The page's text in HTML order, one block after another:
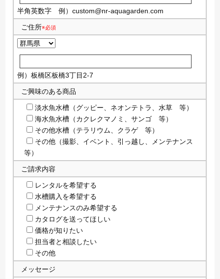
半角英数字 例）custom@nr-aquagarden.com
ご住所※必須
例）板橋区板橋3丁目2-7
ご興味のある商品
淡水魚水槽（グッピー、ネオンテトラ、水草 等）
海水魚水槽（カクレクマノミ、サンゴ 等）
その他水槽（テラリウム、クラゲ 等）
その他（撮影、イベント、引っ越し、メンテナンス
等）
ご請求内容
レンタルを希望する
水槽購入を希望する
メンテナンスのみ希望する
カタログを送ってほしい
価格が知りたい
担当者と相談したい
その他
メッセージ